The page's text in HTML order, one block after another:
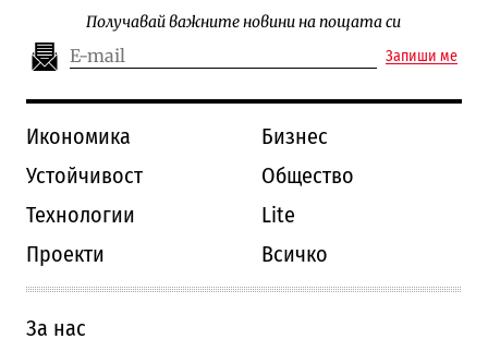
Получавай важните новини на пощата си
Запиши ме
Икономика
Бизнес
Устойчивост
Общество
Технологии
Lite
Проекти
Всичко
За нас